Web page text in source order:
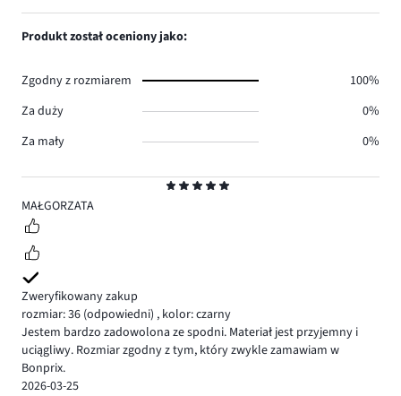
5
MAŁGORZATA
Zweryfikowany zakup
rozmiar: 36 (odpowiedni) , kolor: czarny
Jestem bardzo zadowolona ze spodni. Materiał jest przyjemny i
uciągliwy. Rozmiar zgodny z tym, który zwykle zamawiam w
Bonprix.
2026-03-25
1,
Produkt został oceniony jako:
Zgodny z rozmiarem
100%
Za duży
0%
Za mały
0%